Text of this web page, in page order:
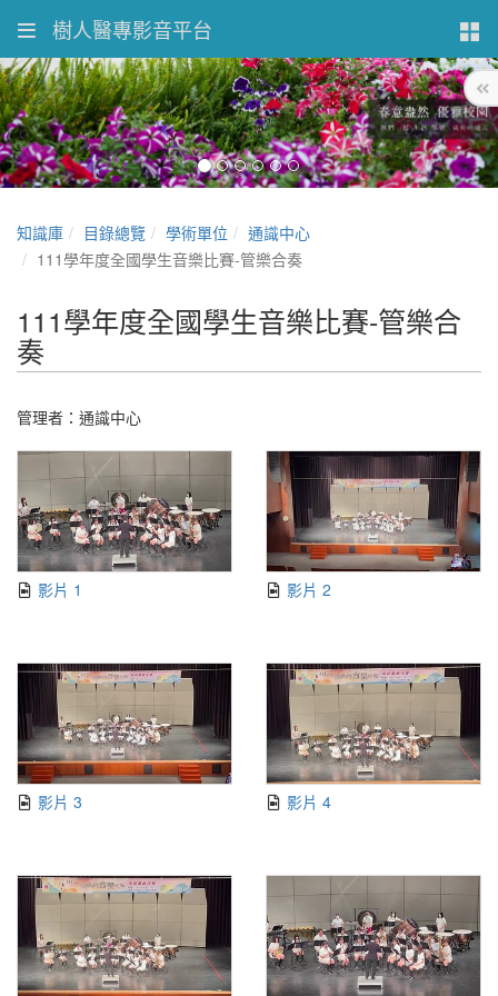
樹人醫專影音平台
知識庫 目錄總覽 學術單位
通識中心
111學年度全國學生音樂比賽-管樂合奏
111學年度全國學生音樂比賽-管樂合
奏
管理者：通識中心
影片 1 影片 2
影片 3 影片 4